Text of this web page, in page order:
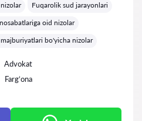
Fuqarolik sud jarayonlari
oid nizolar
bo'yicha nizolar
Advokat
Farg‘ona